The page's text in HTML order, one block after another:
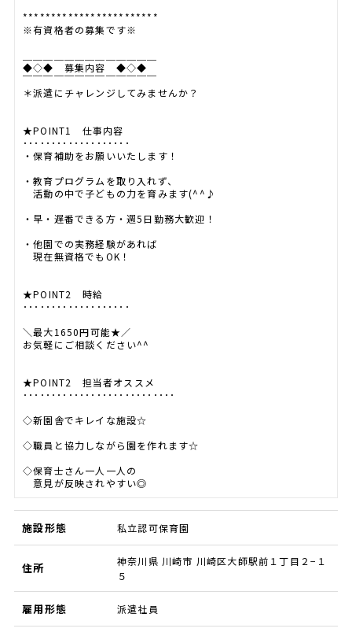
************************
※有資格者の募集です※
◆◇◆ 募集内容 ◆◇◆
￣￣￣￣￣￣￣￣￣￣￣￣￣
＊派遣にチャレンジしてみませんか？
★POINT1 仕事内容
･･･････････････････
・保育補助をお願いいたします！
・教育プログラムを取り入れず、
活動の中で子どもの力を育みます(^^♪
・早・遅番できる方・週5日勤務大歓迎！
・他園での実務経験があれば
現在無資格でもOK！
★POINT2 時給
･･･････････････････
＼最大1650円可能★／
お気軽にご相談ください^^
★POINT2 担当者オススメ
･･･････････････････････････
◇新園舎でキレイな施設☆
◇職員と協力しながら園を作れます☆
◇保育士さん一人一人の
意見が反映されやすい◎
施設形態 私立認可保育園
住所
神奈川県 川崎市 川崎区大師駅前１丁目２−１
５
雇用形態 派遣社員